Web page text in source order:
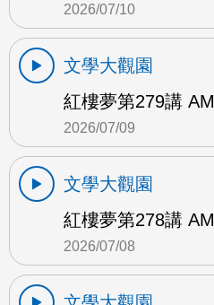
2026/07/10
文學大觀園
紅樓夢第279講 AM
2026/07/09
文學大觀園
紅樓夢第278講 AM
2026/07/08